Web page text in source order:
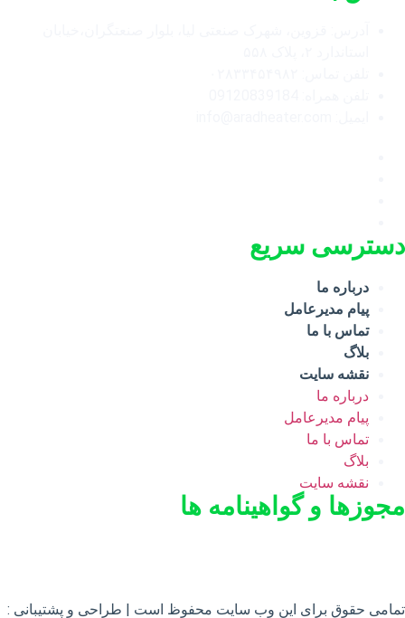
دسترسی سریع
درباره ما
پیام مدیرعامل
تماس با ما
بلاگ
نقشه سایت
درباره ما
پیام مدیرعامل
تماس با ما
بلاگ
نقشه سایت
مجوزها و گواهینامه ها
تمامی حقوق برای این وب سایت محفوظ است | طراحی و پشتیبانی :